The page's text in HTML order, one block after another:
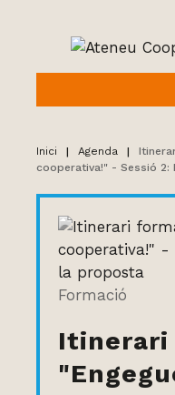
Inici | Agenda |
cooperativa!" - Sessió
Formació
Itinerari